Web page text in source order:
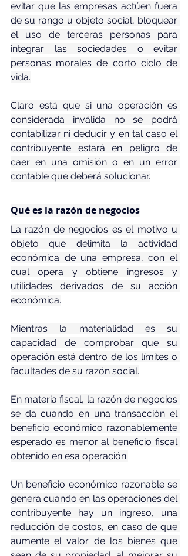
evitar que las empresas actúen fuera
de su rango u objeto social, bloquear
el uso de terceras personas para
integrar las sociedades o evitar
personas morales de corto ciclo de
vida.
Claro está que si una operación es
considerada inválida no se podrá
contabilizar ni deducir y en tal caso el
contribuyente estará en peligro de
caer en una omisión o en un error
contable que deberá solucionar.
Qué es la razón de negocios
La razón de negocios es el motivo u
objeto que delimita la actividad
económica de una empresa, con el
cual opera y obtiene ingresos y
utilidades derivados de su acción
económica.
Mientras la materialidad es su
capacidad de comprobar que su
operación está dentro de los límites o
facultades de su razón social.
En materia fiscal, la razón de negocios
se da cuando en una transacción el
beneficio económico razonablemente
esperado es menor al beneficio fiscal
obtenido en esa operación.
Un beneficio económico razonable se
genera cuando en las operaciones del
contribuyente hay un ingreso, una
reducción de costos, en caso de que
aumente el valor de los bienes que